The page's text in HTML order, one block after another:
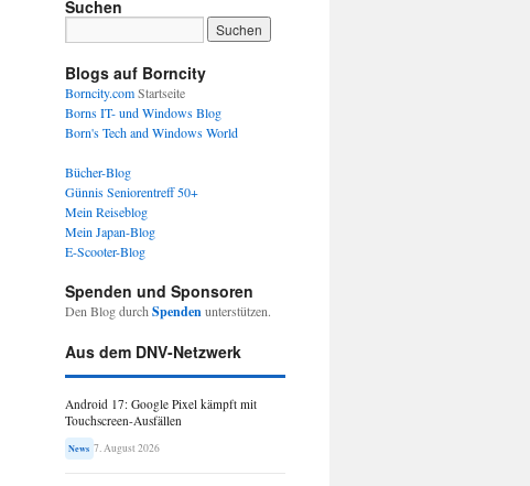
Suchen
Blogs auf Borncity
Borncity.comStartseite
Borns IT- und Windows Blog
Born's Tech and Windows World
Bücher-Blog
Günnis Seniorentreff 50+
Mein Reiseblog
Mein Japan-Blog
E-Scooter-Blog
Spenden und Sponsoren
Den Blog durch Spendenunterstützen.
Aus dem DNV-Netzwerk
Android 17: Google Pixel kämpft mit
Touchscreen-Ausfällen
News 7. August 2026